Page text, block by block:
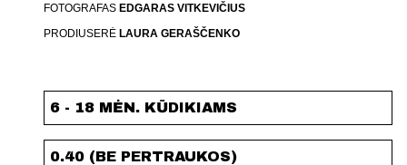
FOTOGRAFAS EDGARAS VITKEVIČIUS
PRODIUSERĖ LAURA GERAŠČENKO
6 - 18 MĖN. KŪDIKIAMS
0.40 (BE PERTRAUKOS)